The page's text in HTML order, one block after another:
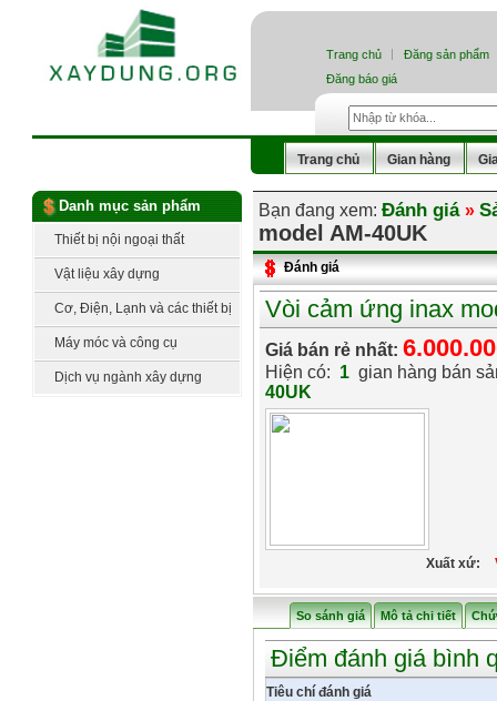
Trang chủ
Đăng sản phẩm
Đăng báo giá
Trang chủ Gian hàng
Danh mục sản phẩm
Thiết bị nội ngoại thất
Vật liệu xây dựng
Cơ, Điện, Lạnh và các thiết bị
công nghệ
Máy móc và công cụ
Dịch vụ ngành xây dựng
Bạn đang xem: Đánh giá »
model AM-40UK
Đánh giá
Vòi cảm ứng inax
Giá bán rẻ nhất:
Hiện có: 1gian hàng bán
40UK
Xuất xứ:
So sánh giá Mô tả chi tiết
Điểm đánh giá bình
Tiêu chí đánh giá